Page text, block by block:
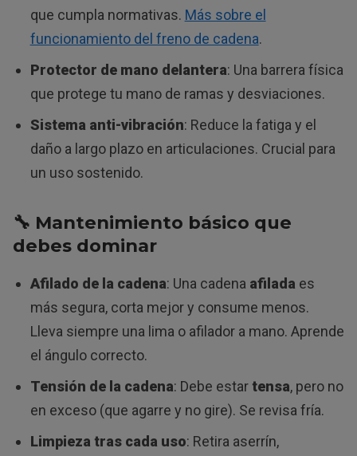
que cumpla normativas. Más sobre el
funcionamiento del freno de cadena.
Protector de mano delantera: Una barrera física
que protege tu mano de ramas y desviaciones.
Sistema anti-vibración: Reduce la fatiga y el
daño a largo plazo en articulaciones. Crucial para
un uso sostenido.
🔧 Mantenimiento básico que
debes dominar
Afilado de la cadena: Una cadena afilada es
más segura, corta mejor y consume menos.
Lleva siempre una lima o afilador a mano. Aprende
el ángulo correcto.
Tensión de la cadena: Debe estar tensa, pero no
en exceso (que agarre y no gire). Se revisa fría.
Limpieza tras cada uso: Retira aserrín,